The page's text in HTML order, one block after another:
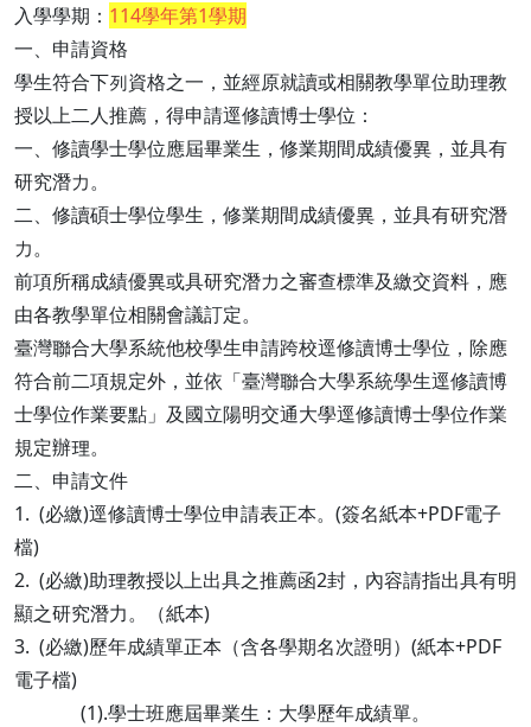
入學學期： 114學年第1學期
一、申請資格
學生符合下列資格之一，並經原就讀或相關教學單位助理教
授以上二人推薦，得申請逕修讀博士學位：
一、修讀學士學位應屆畢業生，修業期間成績優異，並具有
研究潛力。
二、修讀碩士學位學生，修業期間成績優異，並具有研究潛
力。
前項所稱成績優異或具研究潛力之審查標準及繳交資料，應
由各教學單位相關會議訂定。
臺灣聯合大學系統他校學生申請跨校逕修讀博士學位，除應
符合前二項規定外，並依「臺灣聯合大學系統學生逕修讀博
士學位作業要點」及國立陽明交通大學逕修讀博士學位作業
規定辦理。
二、申請文件
1. (必繳)逕修讀博士學位申請表正本。(簽名紙本+PDF電子
檔)
2. (必繳)助理教授以上出具之推薦函2封，內容請指出具有明
顯之研究潛力。（紙本)
3. (必繳)歷年成績單正本（含各學期名次證明）(紙本+PDF
電子檔)
(1).學士班應屆畢業生：大學歷年成績單。